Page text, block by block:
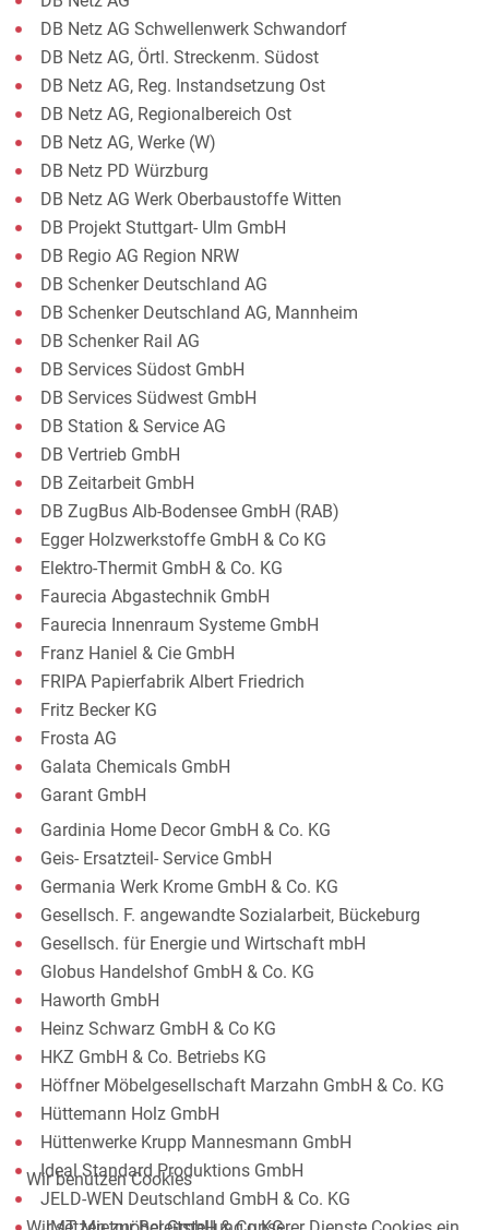
DB Netz AG Schwellenwerk Schwandorf
DB Netz AG, Örtl. Streckenm. Südost
DB Netz AG, Reg. Instandsetzung Ost
DB Netz AG, Regionalbereich Ost
DB Netz AG, Werke (W)
DB Netz PD Würzburg
DB Netz AG Werk Oberbaustoffe Witten
DB Projekt Stuttgart- Ulm GmbH
DB Regio AG Region NRW
DB Schenker Deutschland AG
DB Schenker Deutschland AG, Mannheim
DB Schenker Rail AG
DB Services Südost GmbH
DB Services Südwest GmbH
DB Station & Service AG
DB Vertrieb GmbH
DB Zeitarbeit GmbH
DB ZugBus Alb-Bodensee GmbH (RAB)
Egger Holzwerkstoffe GmbH & Co KG
Elektro-Thermit GmbH & Co. KG
Faurecia Abgastechnik GmbH
Faurecia Innenraum Systeme GmbH
Franz Haniel & Cie GmbH
FRIPA Papierfabrik Albert Friedrich
Fritz Becker KG
Frosta AG
Galata Chemicals GmbH
Garant GmbH
Gardinia Home Decor GmbH & Co. KG
Geis- Ersatzteil- Service GmbH
Germania Werk Krome GmbH & Co. KG
Gesellsch. F. angewandte Sozialarbeit, Bückeburg
Gesellsch. für Energie und Wirtschaft mbH
Globus Handelshof GmbH & Co. KG
Haworth GmbH
Heinz Schwarz GmbH & Co KG
HKZ GmbH & Co. Betriebs KG
Höffner Möbelgesellschaft Marzahn GmbH & Co. KG
Hüttemann Holz GmbH
Hüttenwerke Krupp Mannesmann GmbH
Ideal Standard Produktions GmbH
JELD-WEN Deutschland GmbH & Co. KG
Wir benutzen Cookies